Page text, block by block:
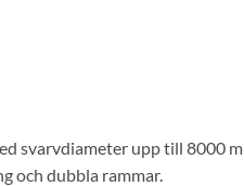
svarvdiameter upp till 8000
och dubbla rammar.